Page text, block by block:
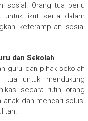
sosial. Orang tua perlu
untuk ikut serta dalam
keterampilan sosial
dan Sekolah
guru dan pihak sekolah
untuk mendukung
secara rutin, orang
anak dan mencari solusi